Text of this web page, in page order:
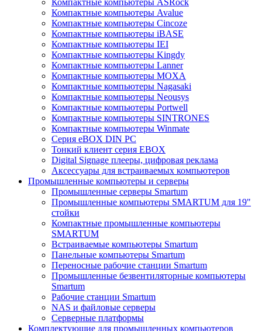
Компактные компьютеры ASRock
Компактные компьютеры Avalue
Компактные компьютеры Cincoze
Компактные компьютеры iBASE
Компактные компьютеры IEI
Компактные компьютеры Kingdy
Компактные компьютеры Lanner
Компактные компьютеры MOXA
Компактные компьютеры Nagasaki
Компактные компьютеры Neousys
Компактные компьютеры Portwell
Компактные компьютеры SINTRONES
Компактные компьютеры Winmate
Серия eBOX DIN PC
Тонкий клиент серия EBOX
Digital Signage плееры, цифровая реклама
Аксессуары для встраиваемых компьютеров
Промышленные компьютеры и серверы
Промышленные серверы Smartum
Промышленные компьютеры SMARTUM для 19"
стойки
Компактные промышленные компьютеры
SMARTUM
Встраиваемые компьютеры Smartum
Панельные компьютеры Smartum
Переносные рабочие станции Smartum
Промышленные безвентиляторные компьютеры
Smartum
Рабочие станции Smartum
NAS и файловые серверы
Серверные платформы
Комплектующие для промышленных компьютеров